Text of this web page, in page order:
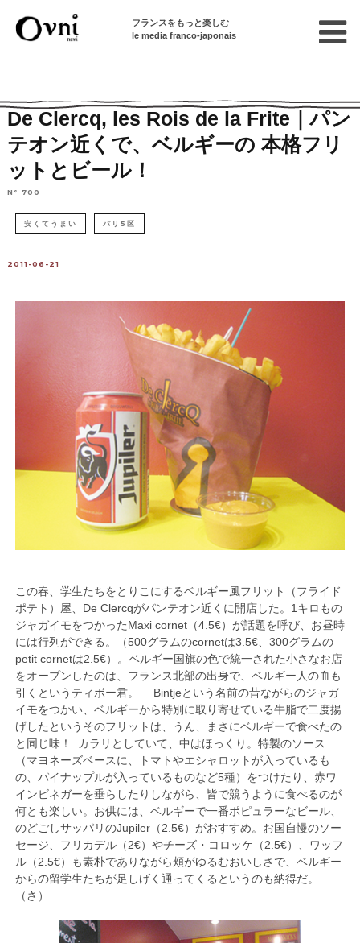
フランスをもっと楽しむ
le media franco-japonais
De Clercq, les Rois de la Frite｜パン
テオン近くで、ベルギーの 本格フリ
ットとビール！
N° 700
安くてうまい パリ5区
2011-06-21
この春、学生たちをとりこにするベルギー風フリット（フライド
ポテト）屋、De Clercqがパンテオン近くに開店した。1キロもの
ジャガイモをつかったMaxi cornet（4.5€）が話題を呼び、お昼時
には行列ができる。（500グラムのcornetは3.5€、300グラムの
petit cornetは2.5€）。ベルギー国旗の色で統一された小さなお店
をオープンしたのは、フランス北部の出身で、ベルギー人の血も
引くというティボー君。 Bintjeという名前の昔ながらのジャガ
イモをつかい、ベルギーから特別に取り寄せている牛脂で二度揚
げしたというそのフリットは、うん、まさにベルギーで食べたの
と同じ味！ カラリとしていて、中はほっくり。特製のソース
（マヨネーズベースに、トマトやエシャロットが入っているも
の、パイナップルが入っているものなど5種）をつけたり、赤ワ
インビネガーを垂らしたりしながら、皆で競うように食べるのが
何とも楽しい。お供には、ベルギーで一番ポピュラーなビール、
のどごしサッパリのJupiler（2.5€）がおすすめ。お国自慢のソー
セージ、フリカデル（2€）やチーズ・コロッケ（2.5€）、ワッフ
ル（2.5€）も素朴でありながら頬がゆるむおいしさで、ベルギー
からの留学生たちが足しげく通ってくるというのも納得だ。
（さ）